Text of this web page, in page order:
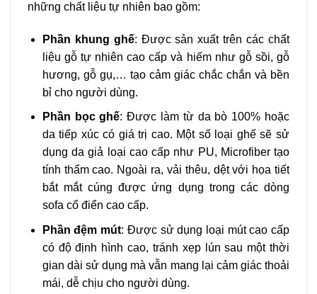
những chất liệu tự nhiên bao gồm:
Phần khung ghế: Được sản xuất trên các chất
liệu gỗ tự nhiên cao cấp và hiếm như gỗ sồi, gỗ
hương, gỗ gụ,… tạo cảm giác chắc chắn và bền
bỉ cho người dùng.
Phần bọc ghế: Được làm từ da bò 100% hoặc
da tiếp xúc có giá trị cao. Một số loại ghế sẽ sử
dụng da giả loại cao cấp như PU, Microfiber tạo
tính thẩm cao. Ngoài ra, vải thêu, dệt với họa tiết
bắt mắt cúng được ứng dụng trong các dòng
sofa cổ điển cao cấp.
Phần đệm mút: Được sử dụng loại mút cao cấp
có độ định hình cao, tránh xẹp lún sau một thời
gian dài sử dụng mà vẫn mang lại cảm giác thoải
mái, dễ chịu cho người dùng.